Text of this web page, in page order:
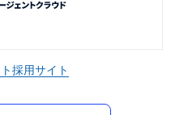
採用サイト